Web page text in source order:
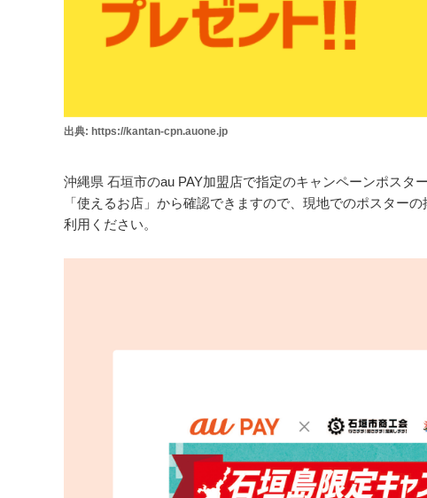
出典: https://kantan-cpn.auone.jp
沖縄県 石垣市のau PAY加盟店で指定のキャンペーンポスタ
「使えるお店」から確認できますので、現地でのポスター
利用ください。